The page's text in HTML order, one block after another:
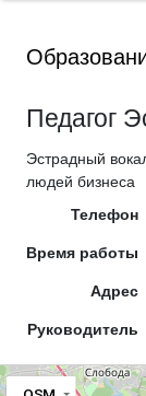
Педагог
Эстрадный
людей бизнеса
Телефон
Время работы
Адрес
Руководитель